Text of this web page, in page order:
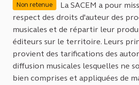
Non retenue
La SACEM a pour
respect des droits d'auteur des
musicales et de répartir leur
éditeurs sur le territoire. Leurs
provient des tarifications des
diffusion musicales lesquelles ne
bien comprises et appliquées de